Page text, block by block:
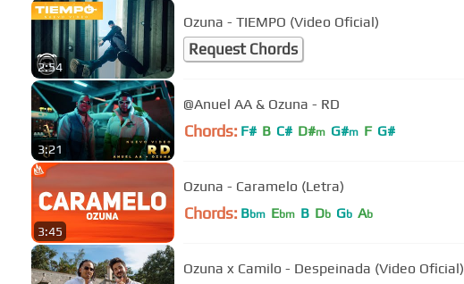
2:54
Ozuna - TIEMPO (Video Oficial)
Request Chords
3:21
@Anuel AA & Ozuna - RD
Chords: F# B C# D#m G#m F G#
3:45
Ozuna - Caramelo (Letra)
Chords: Bbm Ebm B Db Gb Ab
Ozuna x Camilo - Despeinada (Video Oficial)